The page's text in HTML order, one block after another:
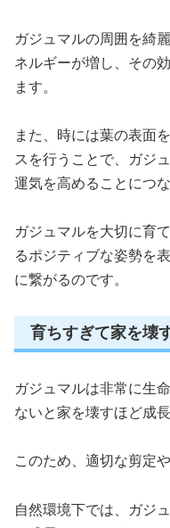
ガジュマルの周囲を綺
ネルギーが増し、その
ます。
また、時には葉の表面
スを行うことで、ガジ
運気を高めることにつな
ガジュマルを大切に育
るポジティブな姿勢を
に繋がるのです。
育ちすぎて家を壊
ガジュマルは非常に生
ないと家を壊すほど成
このため、適切な剪定
自然環境下では、ガジ